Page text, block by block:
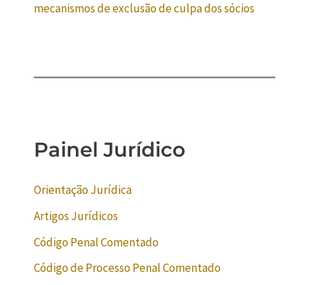
mecanismos de exclusão de culpa dos sócios
Painel Jurídico
Orientação Jurídica
Artigos Jurídicos
Código Penal Comentado
Código de Processo Penal Comentado